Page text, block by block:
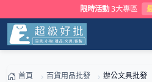
限時活動 3大專區
首頁 百貨用品批發 辦公文具批發